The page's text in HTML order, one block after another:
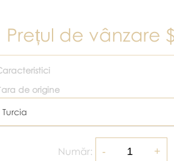
Prețul de vânzare
de origine
Turcia
Număr: